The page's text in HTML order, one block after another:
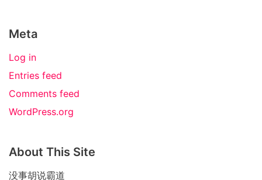
Meta
Log in
Entries feed
Comments feed
WordPress.org
About This Site
没事胡说霸道